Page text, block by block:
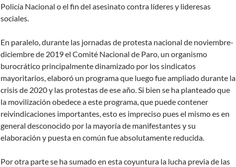
Policía Nacional o el fin del asesinato contra líderes y lideresas
sociales.
En paralelo, durante las jornadas de protesta nacional de noviembre-
diciembre de 2019 el Comité Nacional de Paro, un organismo
burocrático principalmente dinamizado por los sindicatos
mayoritarios, elaboró un programa que luego fue ampliado durante la
crisis de 2020 y las protestas de ese año. Si bien se ha planteado que
la movilización obedece a este programa, que puede contener
reivindicaciones importantes, esto es impreciso pues el mismo es en
general desconocido por la mayoría de manifestantes y su
elaboración y puesta en común fue absolutamente reducida.
Por otra parte se ha sumado en esta coyuntura la lucha previa de las